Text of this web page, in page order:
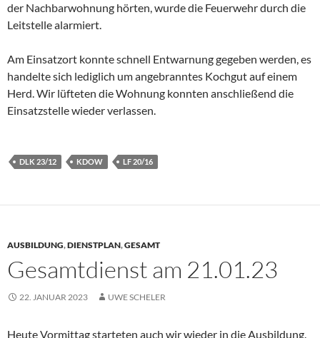
der Nachbarwohnung hörten, wurde die Feuerwehr durch die
Leitstelle alarmiert.
Am Einsatzort konnte schnell Entwarnung gegeben werden, es
handelte sich lediglich um angebranntes Kochgut auf einem
Herd. Wir lüfteten die Wohnung konnten anschließend die
Einsatzstelle wieder verlassen.
DLK 23/12 KDOW LF 20/16
AUSBILDUNG,DIENSTPLAN,GESAMT
Gesamtdienst am 21.01.23
22. JANUAR 2023 UWE SCHELER
Heute Vormittag starteten auch wir wieder in die Ausbildung.